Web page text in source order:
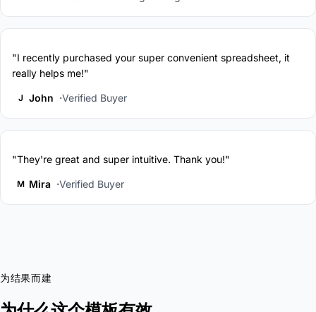
"I recently purchased your super convenient spreadsheet, it
really helps me!"
J John Verified Buyer
"They're great and super intuitive. Thank you!"
M Mira Verified Buyer
为结果而建